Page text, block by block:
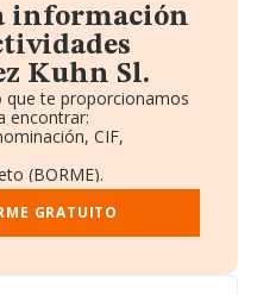
información
Kuhn Sl.
te proporcionamos
encontrar:
CIF,
(BORME).
y Empleados.
y Administradores.
GRATUITO